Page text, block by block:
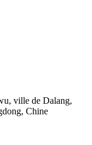
ville de Dalang,
Chine